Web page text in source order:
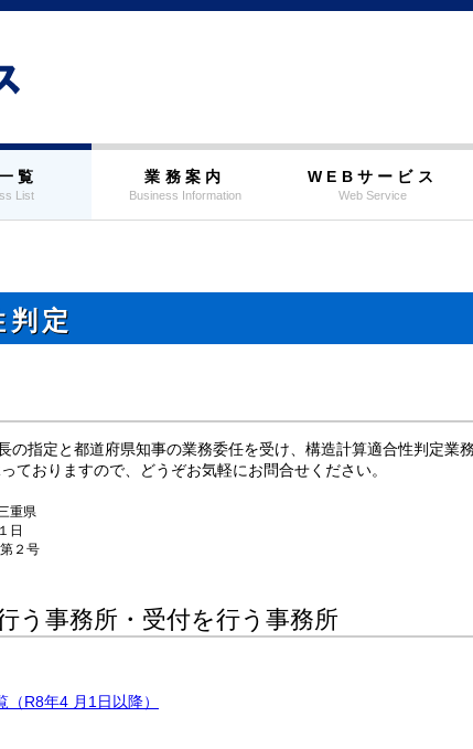
覧
List
業務案内
Business Information
WEBサービス
Web Service
定
の指定と都道府県知事の業務委任を受け、構造計算適合性判定業
ておりますので、どうぞお気軽にお問合せください。
重県
日
２号
う事務所・受付を行う事務所
R8年4 月1日以降）